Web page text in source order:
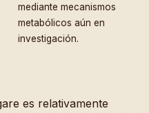
mediante mecanismos
metabólicos aún en
investigación.
es relativamente